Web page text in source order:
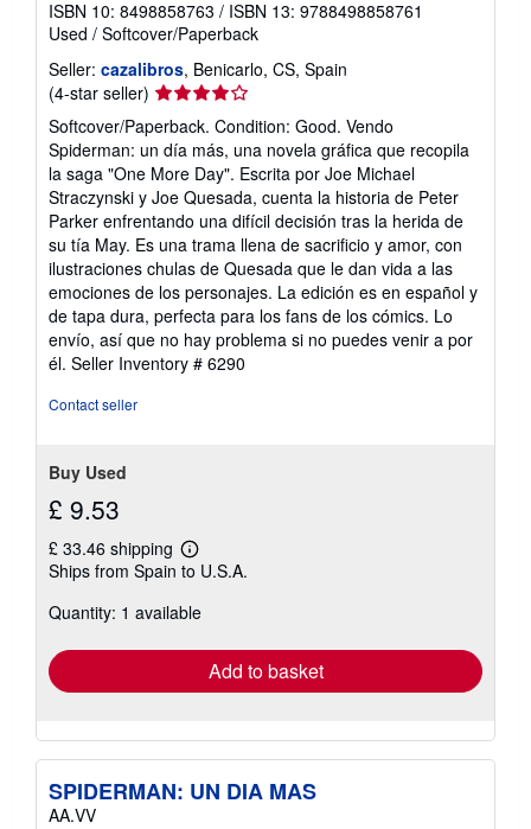
ISBN 10: 8498858763 / ISBN 13: 9788498858761
Used / Softcover/Paperback
Seller: cazalibros, Benicarlo, CS, Spain
(4-star seller) Seller
rating
4
out
of
5
stars
Softcover/Paperback. Condition: Good. Vendo
Spiderman: un día más, una novela gráfica que recopila
la saga "One More Day". Escrita por Joe Michael
Straczynski y Joe Quesada, cuenta la historia de Peter
Parker enfrentando una difícil decisión tras la herida de
su tía May. Es una trama llena de sacrificio y amor, con
ilustraciones chulas de Quesada que le dan vida a las
emociones de los personajes. La edición es en español y
de tapa dura, perfecta para los fans de los cómics. Lo
envío, así que no hay problema si no puedes venir a por
él. Seller Inventory # 6290
Contact seller
Buy Used
£ 9.53
£ 33.46 shipping
Learn
more
shipping
Ships from Spain to U.S.A.
Quantity: 1 available
Add to basket
SPIDERMAN: UN DIA MAS
AA.VV